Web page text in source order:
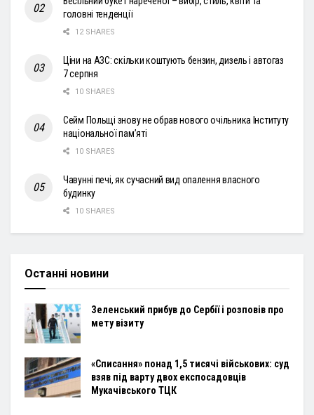
головні тенденції
12 SHARES
Ціни на АЗС: скільки коштують бензин, дизель і автогаз
7 серпня
10 SHARES
Сейм Польщі знову не обрав нового очільника Інституту
національної пам’яті
10 SHARES
Чавунні печі, як сучасний вид опалення власного
будинку
10 SHARES
Останні новини
Зеленський прибув до Сербії і розповів про
мету візиту
«Списання» понад 1,5 тисячі військових: суд
взяв під варту двох експосадовців
Мукачівського ТЦК